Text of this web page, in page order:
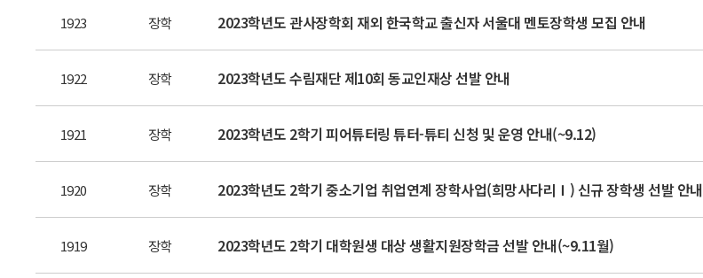
1923 장학 2023학년도 관사장학회 재외 한국학교 출신자 서울대 멘토장학생 모집 안내
1922 장학 2023학년도 수림재단 제10회 동교인재상 선발 안내
1921 장학 2023학년도 2학기 피어튜터링 튜터-튜티 신청 및 운영 안내(~9.12)
1920 장학 2023학년도 2학기 중소기업 취업연계 장학사업(희망사다리Ⅰ) 신규 장학생 선발 안내
1919 장학 2023학년도 2학기 대학원생 대상 생활지원장학금 선발 안내(~9.11월)